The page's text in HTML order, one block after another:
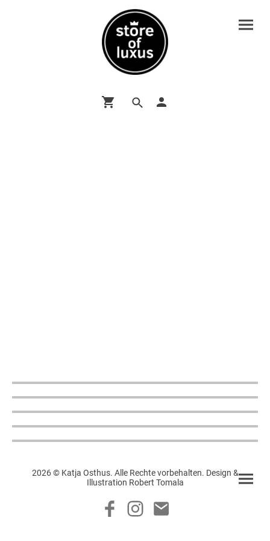
2026 © Katja Osthus. Alle Rechte vorbehalten. Design &
Illustration Robert Tomala